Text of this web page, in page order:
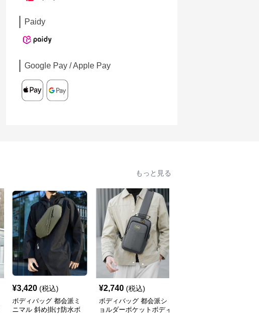
Paidy
Google Pay / Apple Pay
もっと見る
¥3,420 (税込)
ボディバッグ 都会派ミ
ニマル 斜め掛け防水ボ
¥2,740 (税込)
ボディバッグ 都会派シ
ョルダーポケットボディ